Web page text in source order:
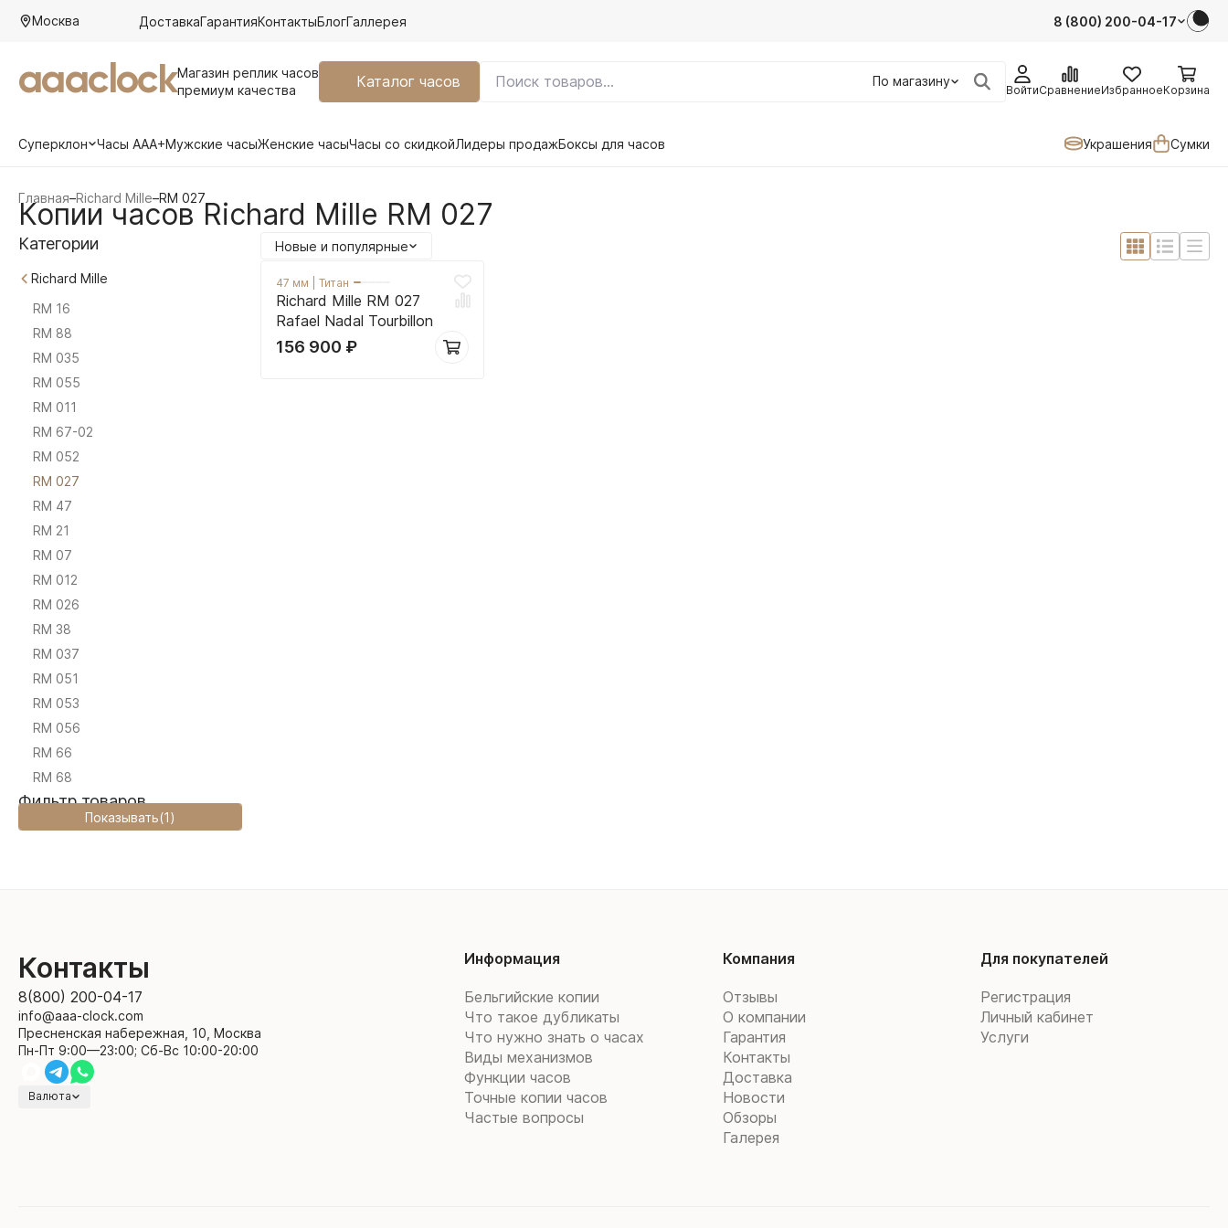
Москва ДоставкаГарантияКонтактыБлогГаллерея 8 (800) 200-04-17
aaaclockМагазин реплик часов
премиум качества
Каталог часов По магазину
ВойтиСравнениеИзбранноеКорзина
Суперклон Часы AAA+Мужские часыЖенские часыЧасы со скидкойЛидеры продажБоксы для часов Украшения Сумки
Главная–Richard Mille–RM 027
Копии часов Richard Mille RM 027
Новые и популярные
47 мм Титан
Richard Mille RM 027
Rafael Nadal Tourbillon
156 900 ₽
Категории
Richard Mille
RM 16
RM 88
RM 035
RM 055
RM 011
RM 67-02
RM 052
RM 027
RM 47
RM 21
RM 07
RM 012
RM 026
RM 38
RM 037
RM 051
RM 053
RM 056
RM 66
RM 68
Фильтр товаров
Показывать(1)
Контакты
8(800) 200-04-17
info@aaa-clock.com
Пресненская набережная, 10, Москва
Пн-Пт 9:00—23:00; Сб-Вс 10:00-20:00
Валюта
Информация
Бельгийские копии
Что такое дубликаты
Что нужно знать о часах
Виды механизмов
Функции часов
Точные копии часов
Частые вопросы
Компания
Отзывы
О компании
Гарантия
Контакты
Доставка
Новости
Обзоры
Галерея
Для покупателей
Регистрация
Личный кабинет
Услуги